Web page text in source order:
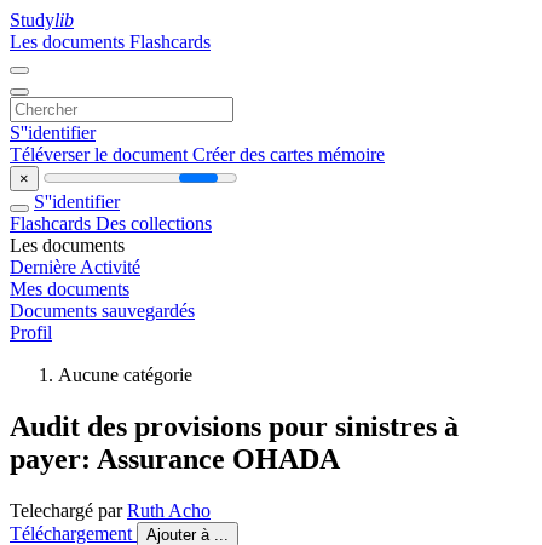
Studylib
Les documents Flashcards
S''identifier
Téléverser le document Créer des cartes mémoire
×
S''identifier
Flashcards Des collections
Les documents
Dernière Activité
Mes documents
Documents sauvegardés
Profil
Aucune catégorie
Audit des provisions pour sinistres à
payer: Assurance OHADA
Telechargé parRuth Acho
Téléchargement
Ajouter à ...